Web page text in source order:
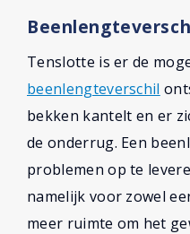
Tenslotte is er de
beenlengteverschil
bekken kantelt en er
de onderrug. Een
problemen op te
namelijk voor zowel
meer ruimte om het